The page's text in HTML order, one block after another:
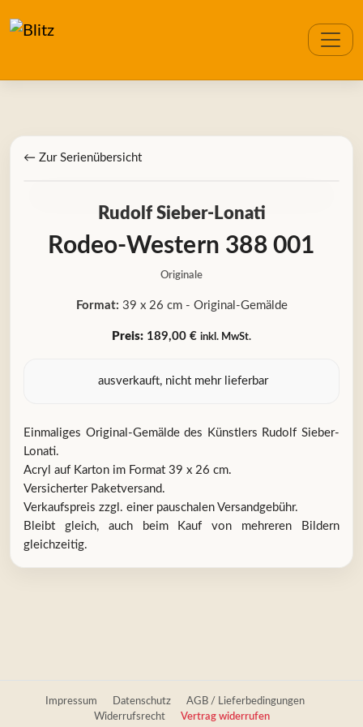
← Zur Serienübersicht
Rudolf Sieber-Lonati
Rodeo-Western 388 001
Originale
Format: 39 x 26 cm - Original-Gemälde
Preis: 189,00 € inkl. MwSt.
ausverkauft, nicht mehr lieferbar
Einmaliges Original-Gemälde des Künstlers Rudolf Sieber-
Lonati.
Acryl auf Karton im Format 39 x 26 cm.
Versicherter Paketversand.
Verkaufspreis zzgl. einer pauschalen Versandgebühr.
Bleibt gleich, auch beim Kauf von mehreren Bildern
gleichzeitig.
Impressum Datenschutz
AGB / Lieferbedingungen
Widerrufsrecht
Vertrag widerrufen